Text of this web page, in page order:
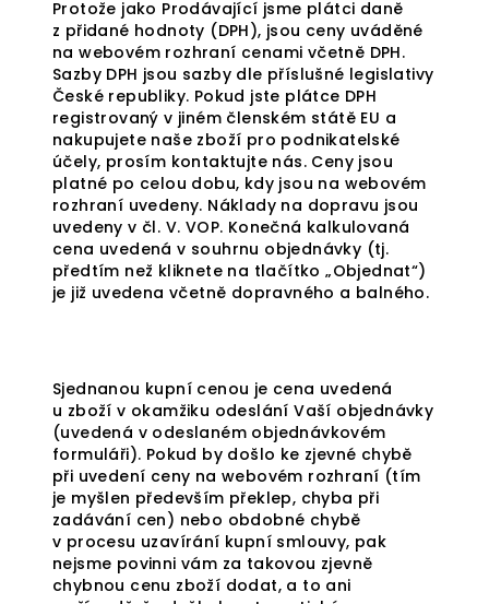
Protože jako Prodávající jsme plátci daně
z přidané hodnoty (DPH), jsou ceny uváděné
na webovém rozhraní cenami včetně DPH.
Sazby DPH jsou sazby dle příslušné legislativy
České republiky. Pokud jste plátce DPH
registrovaný v jiném členském státě EU a
nakupujete naše zboží pro podnikatelské
účely, prosím kontaktujte nás. Ceny jsou
platné po celou dobu, kdy jsou na webovém
rozhraní uvedeny. Náklady na dopravu jsou
uvedeny v čl. V. VOP. Konečná kalkulovaná
cena uvedená v souhrnu objednávky (tj.
předtím než kliknete na tlačítko „Objednat“)
je již uvedena včetně dopravného a balného.
Sjednanou kupní cenou je cena uvedená
u zboží v okamžiku odeslání Vaší objednávky
(uvedená v odeslaném objednávkovém
formuláři). Pokud by došlo ke zjevné chybě
při uvedení ceny na webovém rozhraní (tím
je myšlen především překlep, chyba při
zadávání cen) nebo obdobné chybě
v procesu uzavírání kupní smlouvy, pak
nejsme povinni vám za takovou zjevně
chybnou cenu zboží dodat, a to ani